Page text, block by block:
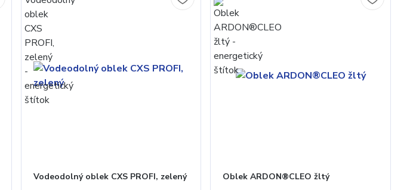
Vodeodolný oblek CXS PROFI, zelený Oblek ARDON®CLEO žltý